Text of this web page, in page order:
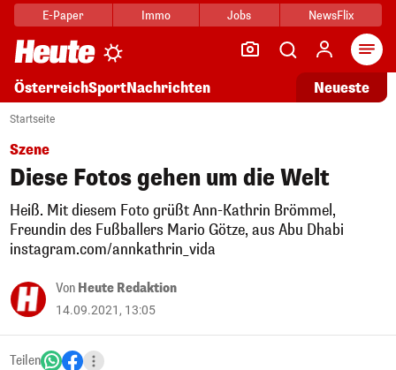
E-Paper Immo Jobs NewsFlix
ÖsterreichSportNachrichten Neueste
Startseite
Szene
Diese Fotos gehen um die Welt
Heiß. Mit diesem Foto grüßt Ann-Kathrin Brömmel,
Freundin des Fußballers Mario Götze, aus Abu Dhabi
instagram.com/annkathrin_vida
Von Heute Redaktion
14.09.2021, 13:05
Teilen